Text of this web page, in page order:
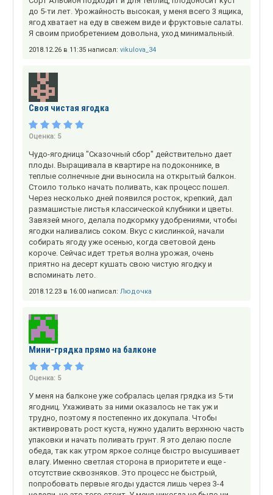
до 5-ти лет. Урожайность высокая, у меня всего 3 ящика,
ягод хватает на еду в свежем виде и фруктовые салаты.
Я своим приобретением довольна, уход минимальный.
2018.12.26 в 11:35 написал: vikulova_34
Своя чистая ягодка
Оценка: 5
Чудо-ягодница "Сказочный сбор" действительно дает
плоды. Выращивала в квартире на подоконнике, в
теплые солнечные дни выносила на открытый балкон.
Стоило только начать поливать, как процесс пошел.
Через несколько дней появился росток, крепкий, дал
размашистые листья классической клубники и цветы.
Завязей много, делала подкормку удобрениями, чтобы
ягодки наливались соком. Вкус с кислинкой, начали
собирать ягоду уже осенью, когда световой день
короче. Сейчас идет третья волна урожая, очень
приятно на десерт кушать свою чистую ягодку и
вспоминать лето.
2018.12.23 в 16:00 написал: Людочка
Мини-грядка прямо на балконе
Оценка: 5
У меня на балконе уже собралась целая грядка из 5-ти
ягодниц. Ухаживать за ними оказалось не так уж и
трудно, поэтому я постепенно их докупала. Чтобы
активировать рост куста, нужно удалить верхнюю часть
упаковки и начать поливать грунт. Я это делаю после
обеда, так как утром яркое солнце быстро высушивает
влагу. Именно светлая сторона в приоритете и еще -
отсутствие сквозняков. Это процесс не быстрый,
попробовать первые ягоды удастся лишь через 3-4